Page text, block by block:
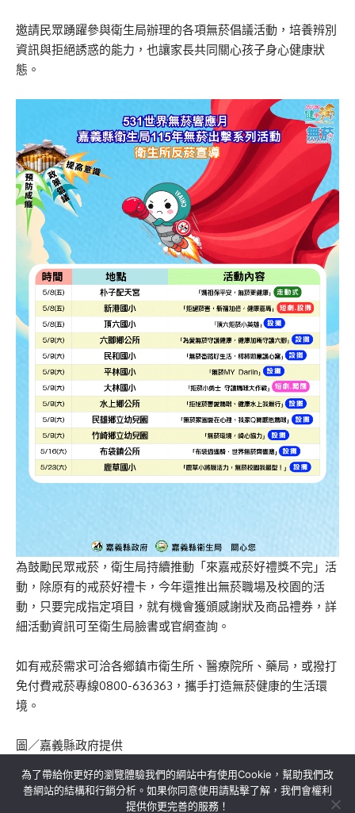
邀請民眾踴躍參與衛生局辦理的各項無菸倡議活動，培養辨別
資訊與拒絕誘惑的能力，也讓家長共同關心孩子身心健康狀
態。
為鼓勵民眾戒菸，衛生局持續推動「來嘉戒菸好禮獎不完」活
動，除原有的戒菸好禮卡，今年還推出無菸職場及校園的活
動，只要完成指定項目，就有機會獲頒感謝狀及商品禮券，詳
細活動資訊可至衛生局臉書或官網查詢。
如有戒菸需求可洽各鄉鎮市衛生所、醫療院所、藥局，或撥打
免付費戒菸專線0800-636363，攜手打造無菸健康的生活環
境。
圖／嘉義縣政府提供
為了帶給你更好的瀏覽體驗我們的網站中有使用Cookie，幫助我們改
善網站的結構和行銷分析。如果你同意使用請點擊了解，我們會權利
提供你更完善的服務！